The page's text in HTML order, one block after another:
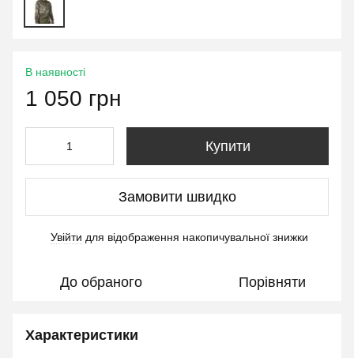
В наявності
1 050 грн
Купити
Замовити швидко
Увійти для відображення накопичувальної знижки
До обраного Порівняти
Характеристики